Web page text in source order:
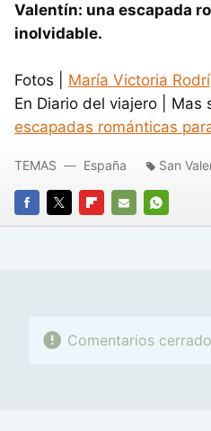
Valentín: una escapada
inolvidable.
Fotos | María Victoria
En Diario del viajero | Mas
escapadas románticas
FACEBOOK
TWITTERFLIPBOARD
E-
WHATSAPP
TEMAS España San
Comentarios